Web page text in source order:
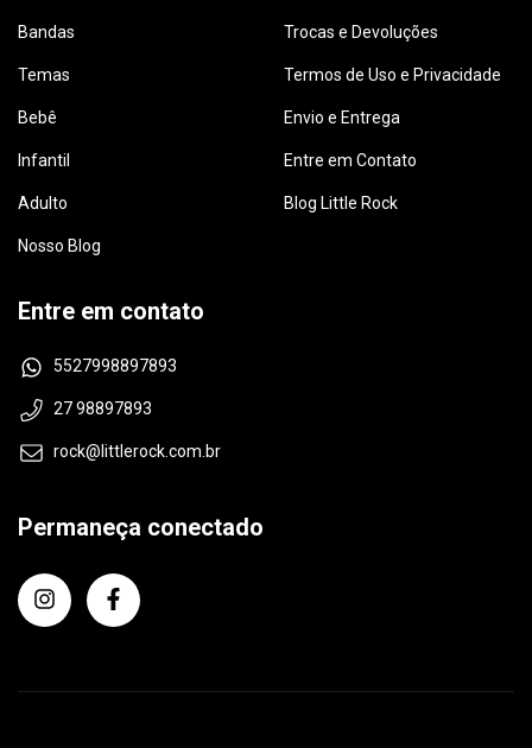
Bandas
Temas
Bebê
Infantil
Adulto
Nosso Blog
Trocas e Devoluções
Termos de Uso e Privacidade
Envio e Entrega
Entre em Contato
Blog Little Rock
Entre em contato
5527998897893
27 98897893
rock@littlerock.com.br
Permaneça conectado